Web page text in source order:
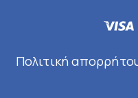
Πολιτική